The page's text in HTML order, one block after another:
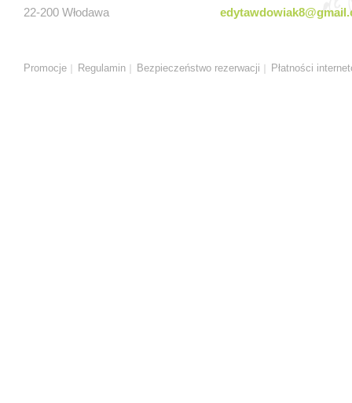
22-200 Włodawa
Promocje Regulamin Bezpieczeństwo rezerwacji Płatności